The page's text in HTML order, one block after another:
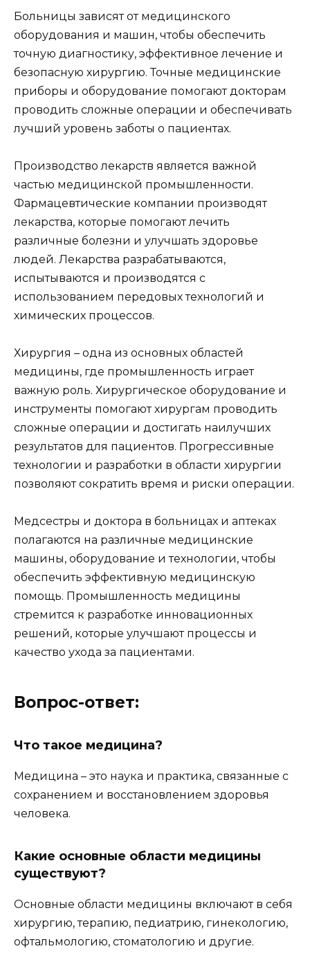
Больницы зависят от медицинского
оборудования и машин, чтобы обеспечить
точную диагностику, эффективное лечение и
безопасную хирургию. Точные медицинские
приборы и оборудование помогают докторам
проводить сложные операции и обеспечивать
лучший уровень заботы о пациентах.
Производство лекарств является важной
частью медицинской промышленности.
Фармацевтические компании производят
лекарства, которые помогают лечить
различные болезни и улучшать здоровье
людей. Лекарства разрабатываются,
испытываются и производятся с
использованием передовых технологий и
химических процессов.
Хирургия – одна из основных областей
медицины, где промышленность играет
важную роль. Хирургическое оборудование и
инструменты помогают хирургам проводить
сложные операции и достигать наилучших
результатов для пациентов. Прогрессивные
технологии и разработки в области хирургии
позволяют сократить время и риски операции.
Медсестры и доктора в больницах и аптеках
полагаются на различные медицинские
машины, оборудование и технологии, чтобы
обеспечить эффективную медицинскую
помощь. Промышленность медицины
стремится к разработке инновационных
решений, которые улучшают процессы и
качество ухода за пациентами.
Вопрос-ответ:
Что такое медицина?
Медицина – это наука и практика, связанные с
сохранением и восстановлением здоровья
человека.
Какие основные области медицины
существуют?
Основные области медицины включают в себя
хирургию, терапию, педиатрию, гинекологию,
офтальмологию, стоматологию и другие.